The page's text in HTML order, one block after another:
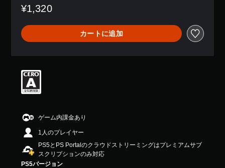
は
0
9
、
評
は
階
の
.
3
¥1,320
カートに追加
ゲーム内課金あり
1人のプレイヤー
PS5とPS Portalのクラウドストリーミングはプレミアムサブ
スクリプションのみ対応
PS5バージョン